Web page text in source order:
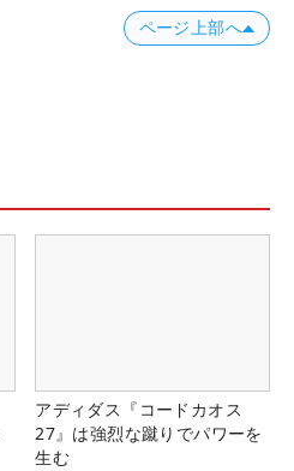
ページ上部へ
アディダス『コードカオス
27』は強烈な蹴りでパワーを
生む